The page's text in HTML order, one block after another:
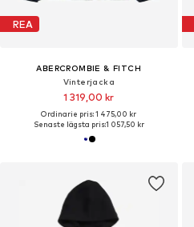
REA
ABERCROMBIE & FITCH
Vinterjacka
1 319,00 kr
Ordinarie pris: 1 475,00 kr
Senaste lägsta pris:1 057,50 kr